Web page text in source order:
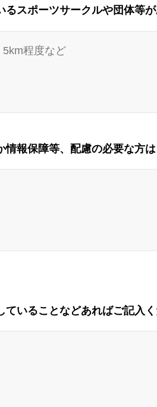
るスポーツサークルや団体等
情報保障等、配慮の必要な方
ていることなどあればご記入